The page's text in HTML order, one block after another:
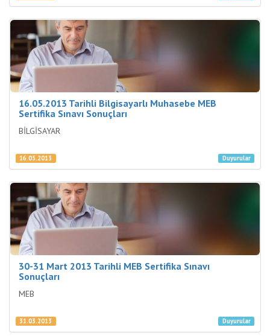
16.05.2013 Tarihli Bilgisayarlı Muhasebe MEB
Sertifika Sınavı Sonuçları
BİLGİSAYAR
16.05.2013 Duyurular
30-31 Mart 2013 Tarihli MEB Sertifika Sınavı
Sonuçları
MEB
31.03.2013 Duyurular